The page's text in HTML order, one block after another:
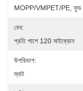
MOPP/VMPET/PE, ফুড
বেধ:
প্রতি পাশে 120 মাইক্রোন
উপরিভাগ:
ম্যাট